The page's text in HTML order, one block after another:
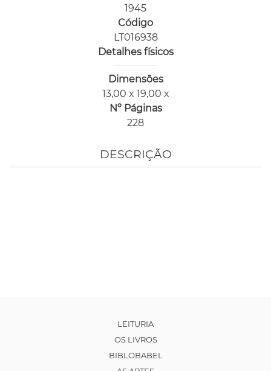
1945
Código
LT016938
Detalhes físicos
Dimensões
13,00 x 19,00 x
Nº Páginas
228
DESCRIÇÃO
LEITURIA
OS LIVROS
BIBLOBABEL